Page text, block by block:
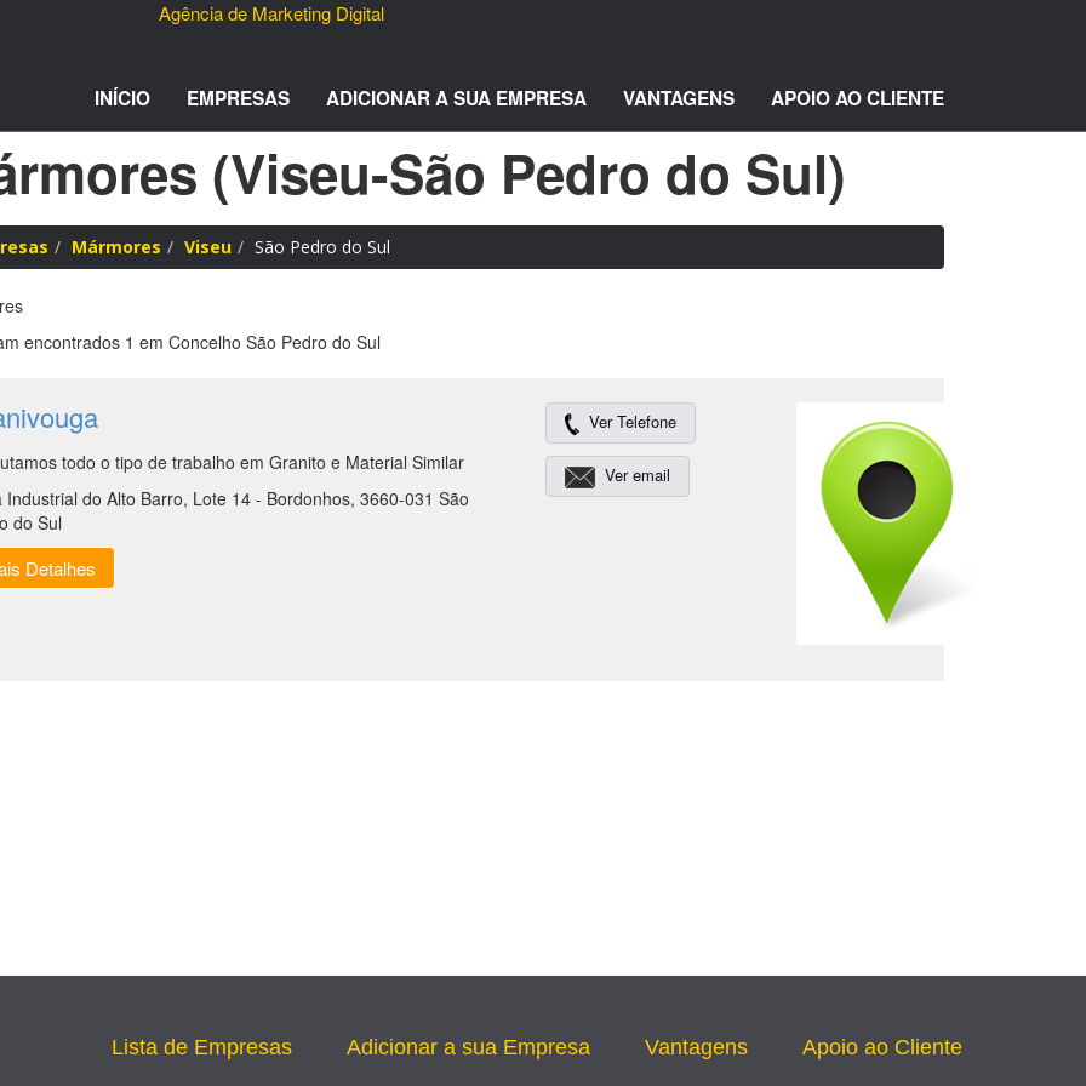
Agência de Marketing Digital
INÍCIO EMPRESAS ADICIONAR A SUA EMPRESA VANTAGENS APOIO AO CLIENTE
(Viseu-São Pedro do Sul)
Mármores Viseu São Pedro do Sul
encontrados 1 em Concelho São Pedro do Sul
todo o tipo de trabalho em Granito e Material Similar
Industrial do Alto Barro, Lote 14 - Bordonhos, 3660-031 São
do Sul
Detalhes
Ver Telefone
Ver email
Lista de Empresas Adicionar a sua Empresa Vantagens Apoio ao Cliente